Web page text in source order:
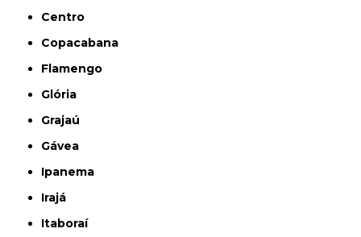
Centro
Copacabana
Flamengo
Glória
Grajaú
Gávea
Ipanema
Irajá
Itaboraí